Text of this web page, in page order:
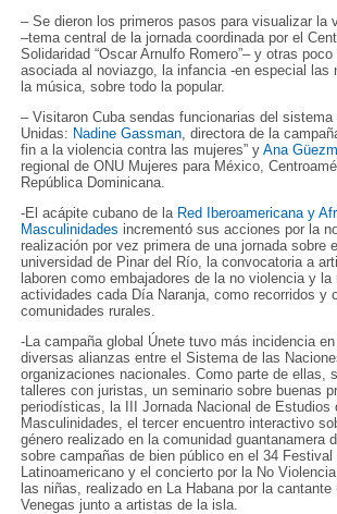
– Se dieron los primeros pasos para visualizar la
–tema central de la jornada coordinada por el
Solidaridad “Oscar Arnulfo Romero”– y otras
asociada al noviazgo, la infancia -en especial las
la música, sobre todo la popular.
– Visitaron Cuba sendas funcionarias del sistema
Unidas: Nadine Gassman , directora de la
fin a la violencia contra las mujeres” yAna
regional de ONU Mujeres para México,
República Dominicana.
-El acápite cubano de la Red Iberoamericana y
Masculinidades incrementó sus acciones por la
realización por vez primera de una jornada sobre
universidad de Pinar del Rí­o, la convocatoria a
laboren como embajadores de la no violencia y la
actividades cada Día Naranja, como recorridos y
comunidades rurales.
-La campaña global Únete tuvo más incidencia
diversas alianzas entre el Sistema de las
organizaciones nacionales. Como parte de ellas,
talleres con juristas, un seminario sobre buenas
periodísticas, la III Jornada Nacional de Estudios
Masculinidades, el tercer encuentro interactivo
género realizado en la comunidad guantanamera
sobre campañas de bien público en el 34 Festival
Latinoamericano y el concierto por la No
las niñas, realizado en La Habana por la
Venegas junto a artistas de la isla.